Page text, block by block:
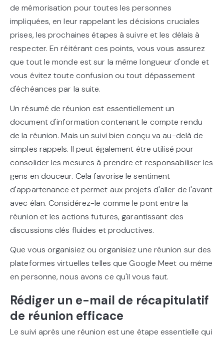
de mémorisation pour toutes les personnes
impliquées, en leur rappelant les décisions cruciales
prises, les prochaines étapes à suivre et les délais à
respecter. En réitérant ces points, vous vous assurez
que tout le monde est sur la même longueur d'onde et
vous évitez toute confusion ou tout dépassement
d'échéances par la suite.
Un résumé de réunion est essentiellement un
document d'information contenant le compte rendu
de la réunion. Mais un suivi bien conçu va au-delà de
simples rappels. Il peut également être utilisé pour
consolider les mesures à prendre et responsabiliser les
gens en douceur. Cela favorise le sentiment
d'appartenance et permet aux projets d'aller de l'avant
avec élan. Considérez-le comme le pont entre la
réunion et les actions futures, garantissant des
discussions clés fluides et productives.
Que vous organisiez ou organisiez une réunion sur des
plateformes virtuelles telles que Google Meet ou même
en personne, nous avons ce qu'il vous faut.
Rédiger un e-mail de récapitulatif
de réunion efficace
Le suivi après une réunion est une étape essentielle qui